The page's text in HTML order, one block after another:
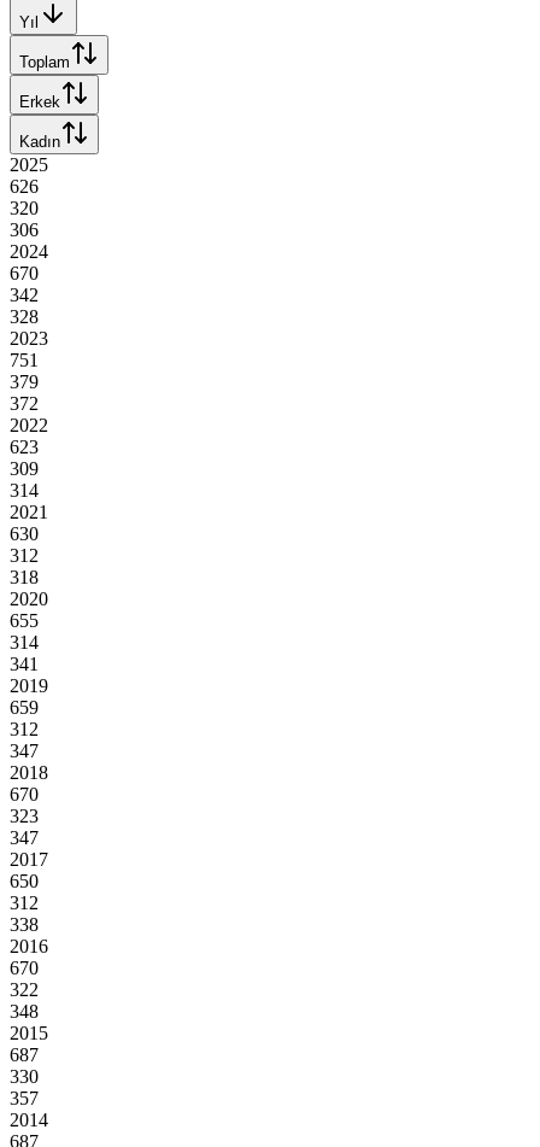
Yıl
Toplam
Erkek
Kadın
2025
626
320
306
2024
670
342
328
2023
751
379
372
2022
623
309
314
2021
630
312
318
2020
655
314
341
2019
659
312
347
2018
670
323
347
2017
650
312
338
2016
670
322
348
2015
687
330
357
2014
687